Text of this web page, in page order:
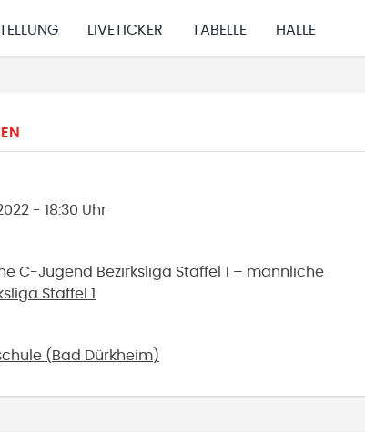
LIVETICKER TABELLE HALLE
- 18:30 Uhr
C-Jugend Bezirksliga Staffel 1 – männliche
Staffel 1
( Bad Dürkheim)